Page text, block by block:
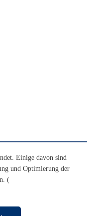
Einige davon sind
und Optimierung der
(